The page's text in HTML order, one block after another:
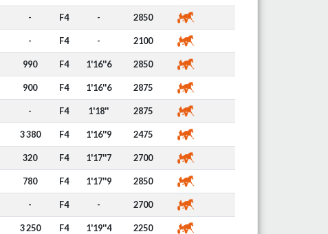
- F4 - 2850
- F4 - 2100
990 F4 1'16''6 2850
900 F4 1'16''6 2875
- F4 1'18'' 2875
3 380 F4 1'16''9 2475
320 F4 1'17''7 2700
780 F4 1'17''9 2850
- F4 - 2700
3 250 F4 1'19''4 2250